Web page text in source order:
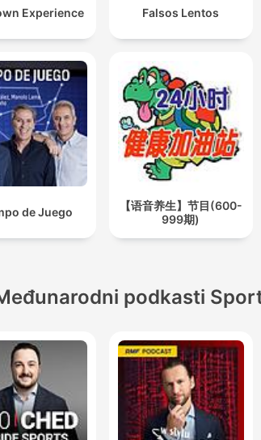
Experience Falsos Lentos
de Juego
【语音养生】节目(600-
999期)
podkasti